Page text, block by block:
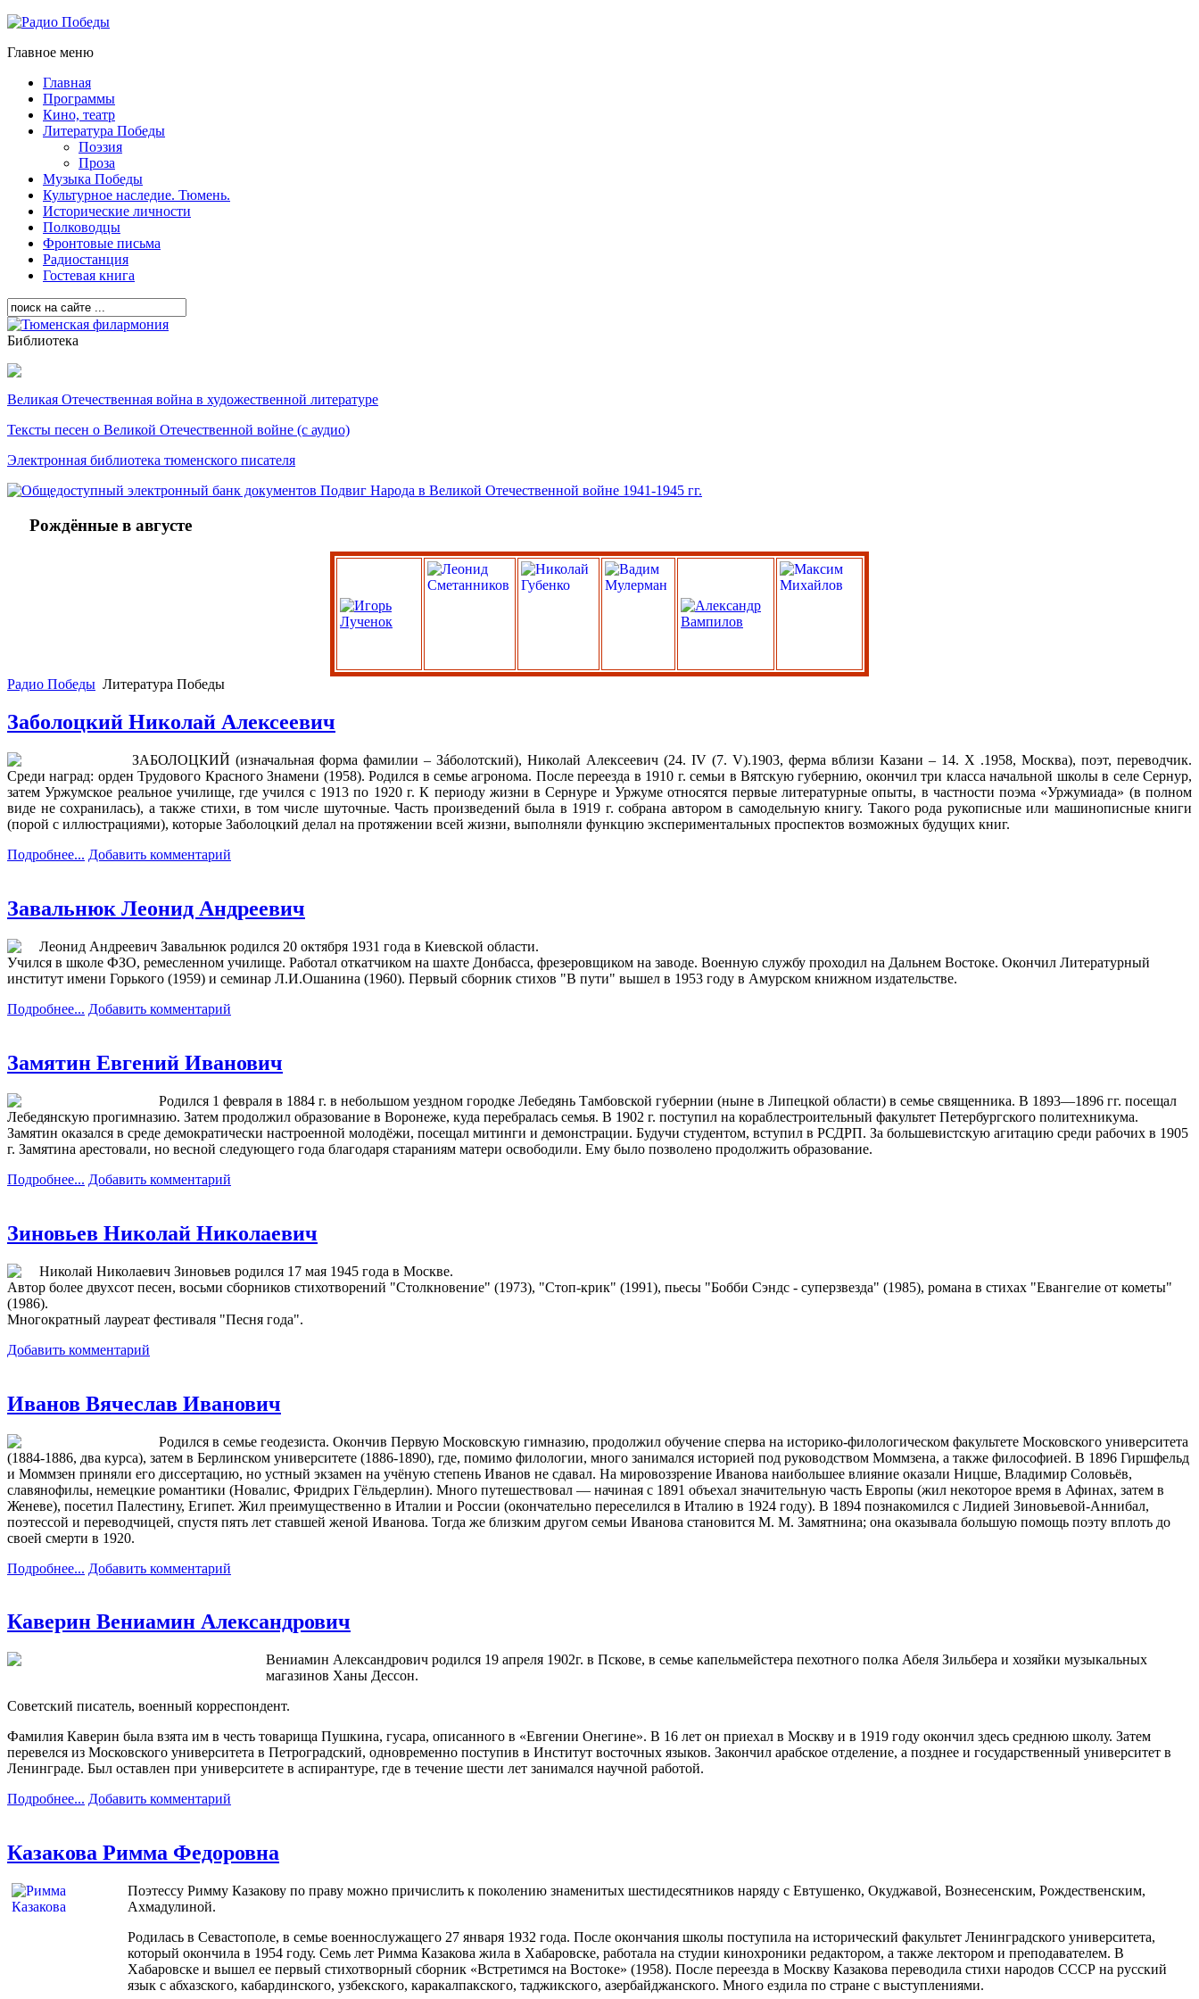
Главное меню
Главная
Программы
Кино, театр
Литература Победы
Поэзия
Проза
Музыка Победы
Культурное наследие. Тюмень.
Исторические личности
Полководцы
Фронтовые письма
Радиостанция
Гостевая книга
Библиотека
Великая Отечественная война в художественной литературе
Тексты песен о Великой Отечественной войне (с аудио)
Электронная библиотека тюменского писателя
Рождённые в августе
Радио Победы Литература Победы
Заболоцкий Николай Алексеевич
ЗАБОЛОЦКИЙ (изначальная форма фамилии – Зáболотский), Николай Алексеевич (24. IV (7. V).1903, ферма вблизи Казани – 14. X .1958, Москва), поэт, переводчик.
Среди наград: орден Трудового Красного Знамени (1958). Родился в семье агронома. После переезда в 1910 г. семьи в Вятскую губернию, окончил три класса начальной школы в селе Сернур,
затем Уржумское реальное училище, где учился с 1913 по 1920 г. К периоду жизни в Сернуре и Уржуме относятся первые литературные опыты, в частности поэма «Уржумиада» (в полном
виде не сохранилась), а также стихи, в том числе шуточные. Часть произведений была в 1919 г. собрана автором в самодельную книгу. Такого рода рукописные или машинописные книги
(порой с иллюстрациями), которые Заболоцкий делал на протяжении всей жизни, выполняли функцию экспериментальных проспектов возможных будущих книг.
Подробнее... Добавить комментарий
Завальнюк Леонид Андреевич
Леонид Андреевич Завальнюк родился 20 октября 1931 года в Киевской области.
Учился в школе ФЗО, ремесленном училище. Работал откатчиком на шахте Донбасса, фрезеровщиком на заводе. Военную службу проходил на Дальнем Востоке. Окончил Литературный
институт имени Горького (1959) и семинар Л.И.Ошанина (1960). Первый сборник стихов "В пути" вышел в 1953 году в Амурском книжном издательстве.
Подробнее... Добавить комментарий
Замятин Евгений Иванович
Родился 1 февраля в 1884 г. в небольшом уездном городке Лебедянь Тамбовской губернии (ныне в Липецкой области) в семье священника. В 1893—1896 гг. посещал
Лебедянскую прогимназию. Затем продолжил образование в Воронеже, куда перебралась семья. В 1902 г. поступил на кораблестроительный факультет Петербургского политехникума.
Замятин оказался в среде демократически настроенной молодёжи, посещал митинги и демонстрации. Будучи студентом, вступил в РСДРП. За большевистскую агитацию среди рабочих в 1905
г. Замятина арестовали, но весной следующего года благодаря стараниям матери освободили. Ему было позволено продолжить образование.
Подробнее... Добавить комментарий
Зиновьев Николай Николаевич
Николай Николаевич Зиновьев родился 17 мая 1945 года в Москве.
Автор более двухсот песен, восьми сборников стихотворений "Столкновение" (1973), "Стоп-крик" (1991), пьесы "Бобби Сэндс - суперзвезда" (1985), романа в стихах "Евангелие от кометы"
(1986).
Многократный лауреат фестиваля "Песня года".
Добавить комментарий
Иванов Вячеслав Иванович
Родился в семье геодезиста. Окончив Первую Московскую гимназию, продолжил обучение сперва на историко-филологическом факультете Московского университета
(1884-1886, два курса), затем в Берлинском университете (1886-1890), где, помимо филологии, много занимался историей под руководством Моммзена, а также философией. В 1896 Гиршфельд
и Моммзен приняли его диссертацию, но устный экзамен на учёную степень Иванов не сдавал. На мировоззрение Иванова наибольшее влияние оказали Ницше, Владимир Соловьёв,
славянофилы, немецкие романтики (Новалис, Фридрих Гёльдерлин). Много путешествовал — начиная с 1891 объехал значительную часть Европы (жил некоторое время в Афинах, затем в
Женеве), посетил Палестину, Египет. Жил преимущественно в Италии и России (окончательно переселился в Италию в 1924 году). В 1894 познакомился с Лидией Зиновьевой-Аннибал,
поэтессой и переводчицей, спустя пять лет ставшей женой Иванова. Тогда же близким другом семьи Иванова становится М. М. Замятнина; она оказывала большую помощь поэту вплоть до
своей смерти в 1920.
Подробнее... Добавить комментарий
Каверин Вениамин Александрович
Вениамин Александрович родился 19 апреля 1902г. в Пскове, в семье капельмейстера пехотного полка Абеля Зильбера и хозяйки музыкальных
магазинов Ханы Дессон.
Советский писатель, военный корреспондент.
Фамилия Каверин была взята им в честь товарища Пушкина, гусара, описанного в «Евгении Онегине». В 16 лет он приехал в Москву и в 1919 году окончил здесь среднюю школу. Затем
перевелся из Московского университета в Петроградский, одновременно поступив в Институт восточных языков. Закончил арабское отделение, а позднее и государственный университет в
Ленинграде. Был оставлен при университете в аспирантуре, где в течение шести лет занимался научной работой.
Подробнее... Добавить комментарий
Казакова Римма Федоровна
Поэтессу Римму Казакову по праву можно причислить к поколению знаменитых шестидесятников наряду с Евтушенко, Окуджавой, Вознесенским, Рождественским,
Ахмадулиной.
Родилась в Севастополе, в семье военнослужащего 27 января 1932 года. После окончания школы поступила на исторический факультет Ленинградского университета,
который окончила в 1954 году. Семь лет Римма Казакова жила в Хабаровске, работала на студии кинохроники редактором, а также лектором и преподавателем. В
Хабаровске и вышел ее первый стихотворный сборник «Встретимся на Востоке» (1958). После переезда в Москву Казакова переводила стихи народов СССР на русский
язык с абхазского, кабардинского, узбекского, каракалпакского, таджикского, азербайджанского. Много ездила по стране с выступлениями.